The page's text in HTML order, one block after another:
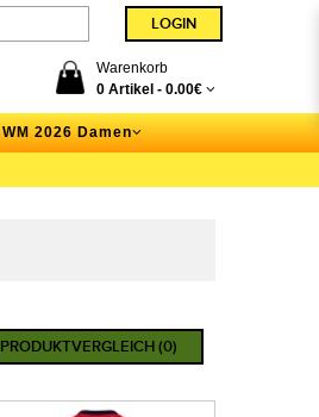
Warenkorb
0 Artikel - 0.00€
WM 2026 Damen
PRODUKTVERGLEICH (0)